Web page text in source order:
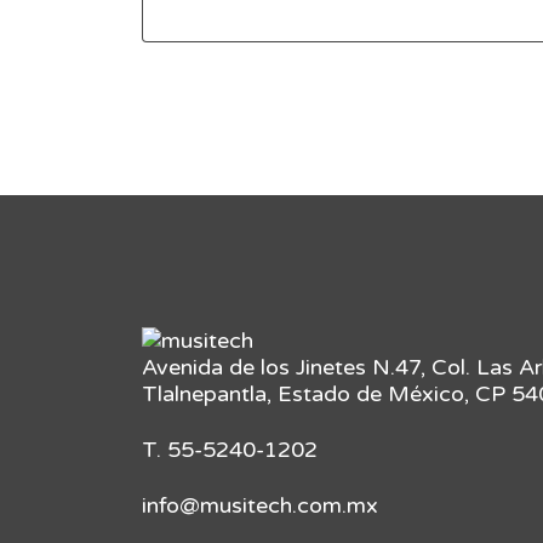
Avenida de los Jinetes N.47, Col. Las
Tlalnepantla, Estado de México, CP
T. 55-5240-1202
info@musitech.com.mx